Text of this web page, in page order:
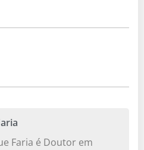
Faria é Doutor em